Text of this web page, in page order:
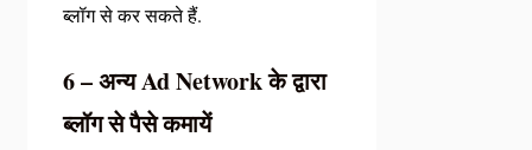
ब्लॉग से कर सकते हैं.
6 – अन्य Ad Network के द्वारा
ब्लॉग से पैसे कमायें